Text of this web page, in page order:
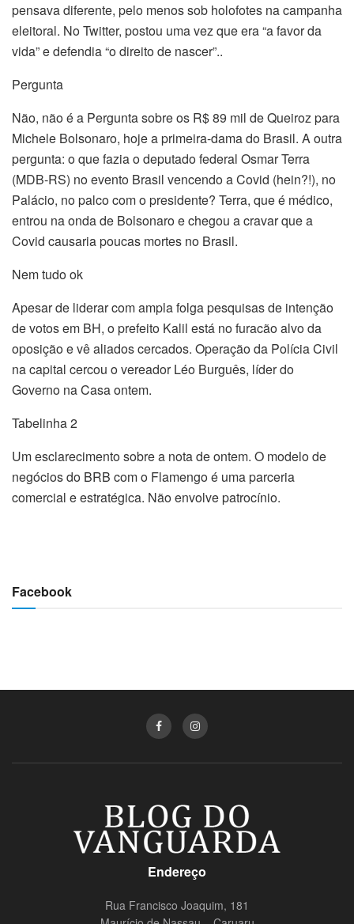
pensava diferente, pelo menos sob holofotes na campanha
eleitoral. No Twitter, postou uma vez que era “a favor da
vida” e defendia “o direito de nascer”..
Pergunta
Não, não é a Pergunta sobre os R$ 89 mil de Queiroz para
Michele Bolsonaro, hoje a primeira-dama do Brasil. A outra
pergunta: o que fazia o deputado federal Osmar Terra
(MDB-RS) no evento Brasil vencendo a Covid (hein?!), no
Palácio, no palco com o presidente? Terra, que é médico,
entrou na onda de Bolsonaro e chegou a cravar que a
Covid causaria poucas mortes no Brasil.
Nem tudo ok
Apesar de liderar com ampla folga pesquisas de intenção
de votos em BH, o prefeito Kalil está no furacão alvo da
oposição e vê aliados cercados. Operação da Polícia Civil
na capital cercou o vereador Léo Burguês, líder do
Governo na Casa ontem.
Tabelinha 2
Um esclarecimento sobre a nota de ontem. O modelo de
negócios do BRB com o Flamengo é uma parceria
comercial e estratégica. Não envolve patrocínio.
Facebook
Endereço
Rua Francisco Joaquim, 181